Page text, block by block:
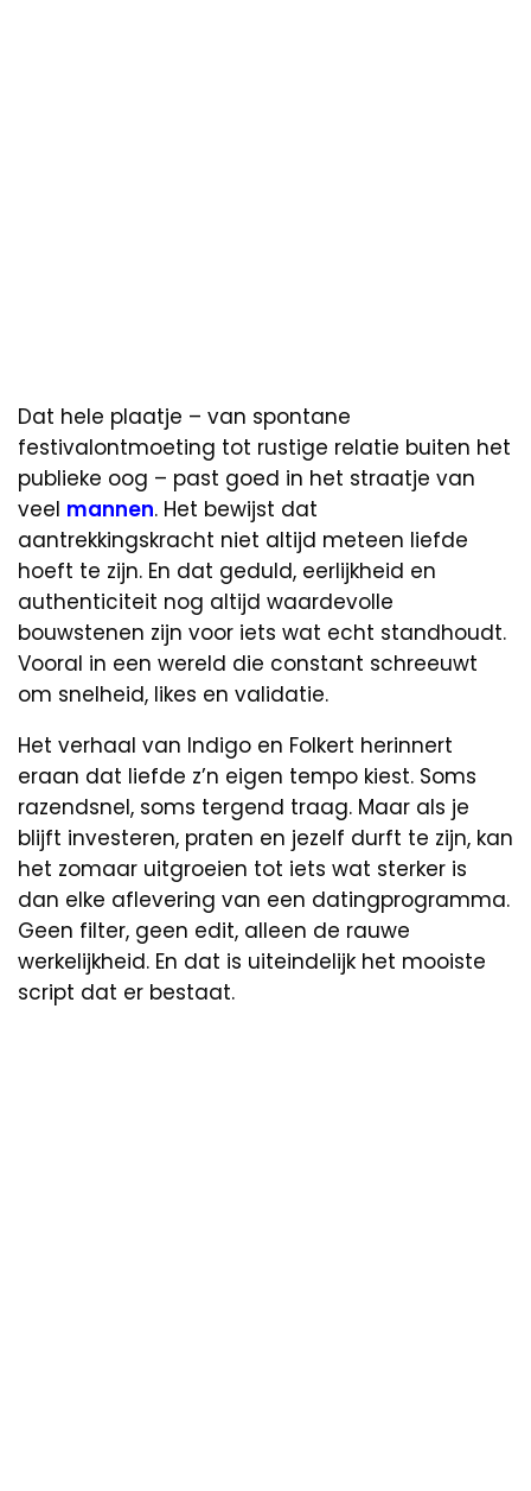
Dat hele plaatje – van spontane
festivalontmoeting tot rustige relatie buiten het
publieke oog – past goed in het straatje van
veel mannen. Het bewijst dat
aantrekkingskracht niet altijd meteen liefde
hoeft te zijn. En dat geduld, eerlijkheid en
authenticiteit nog altijd waardevolle
bouwstenen zijn voor iets wat echt standhoudt.
Vooral in een wereld die constant schreeuwt
om snelheid, likes en validatie.
Het verhaal van Indigo en Folkert herinnert
eraan dat liefde z’n eigen tempo kiest. Soms
razendsnel, soms tergend traag. Maar als je
blijft investeren, praten en jezelf durft te zijn, kan
het zomaar uitgroeien tot iets wat sterker is
dan elke aflevering van een datingprogramma.
Geen filter, geen edit, alleen de rauwe
werkelijkheid. En dat is uiteindelijk het mooiste
script dat er bestaat.